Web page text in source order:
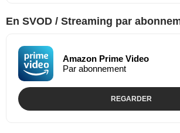
En SVOD / Streaming par
Amazon Prime Video
Par abonnement
REGARDER